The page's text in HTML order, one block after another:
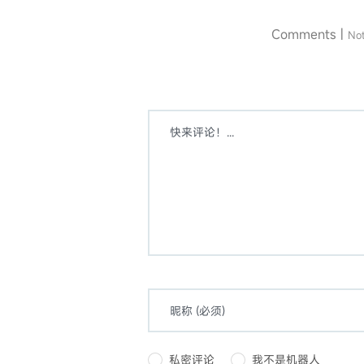
Comments |
私密评论 我不是机器人